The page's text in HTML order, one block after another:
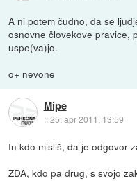
A ni potem čudno, da se
osnovne človekove pravice,
uspe(va)jo.
o+ nevone
Mipe
::25. apr 2011, 13:59
In kdo misliš, da je odgovor
ZDA, kdo pa drug, s svojo